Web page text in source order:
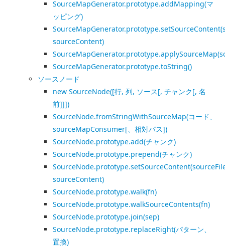
SourceMapGenerator.prototype.addMapping(マ
ッピング)
sourceContent)
SourceMapGenerator.prototype.toString()
ソースノード
new SourceNode([行, 列, ソース[, チャンク[, 名
前]]])
SourceNode.fromStringWithSourceMap(コード、
sourceMapConsumer[、相対パス])
SourceNode.prototype.add(チャンク)
SourceNode.prototype.prepend(チャンク)
sourceContent)
SourceNode.prototype.walk(fn)
SourceNode.prototype.walkSourceContents(fn)
SourceNode.prototype.join(sep)
SourceNode.prototype.replaceRight(パターン、
置換)